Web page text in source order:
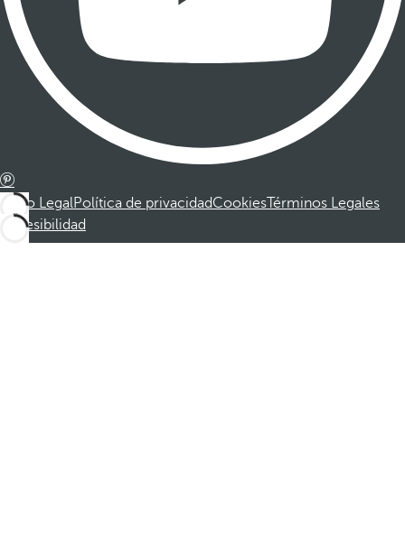
Aviso LegalPolítica de privacidadCookiesTérminos Legales
Accesibilidad